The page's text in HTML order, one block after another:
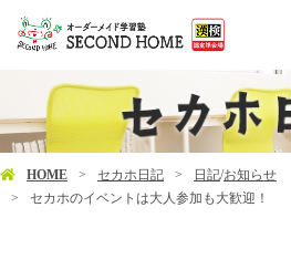
HOME セカホ日記 日記/お知らせ
セカホのイベントは大人参加も大歓迎！